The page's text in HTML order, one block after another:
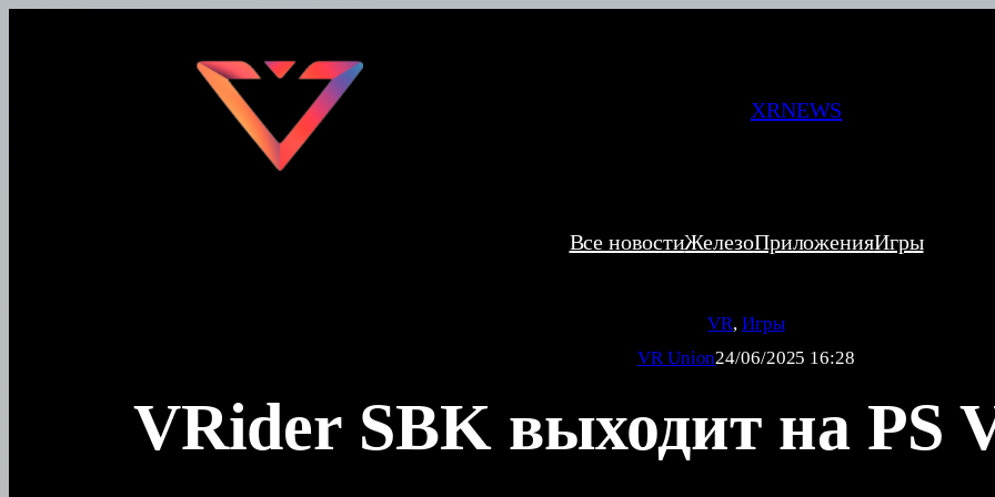
XRNEWS
Все новостиЖелезоПриложенияИгры
VR, Игры
VR Union24/06/2025 16:28
VRider SBK выходит на PS